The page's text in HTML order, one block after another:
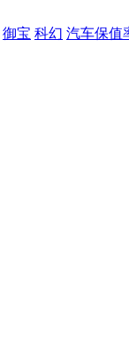
御宝 科幻 汽车保值